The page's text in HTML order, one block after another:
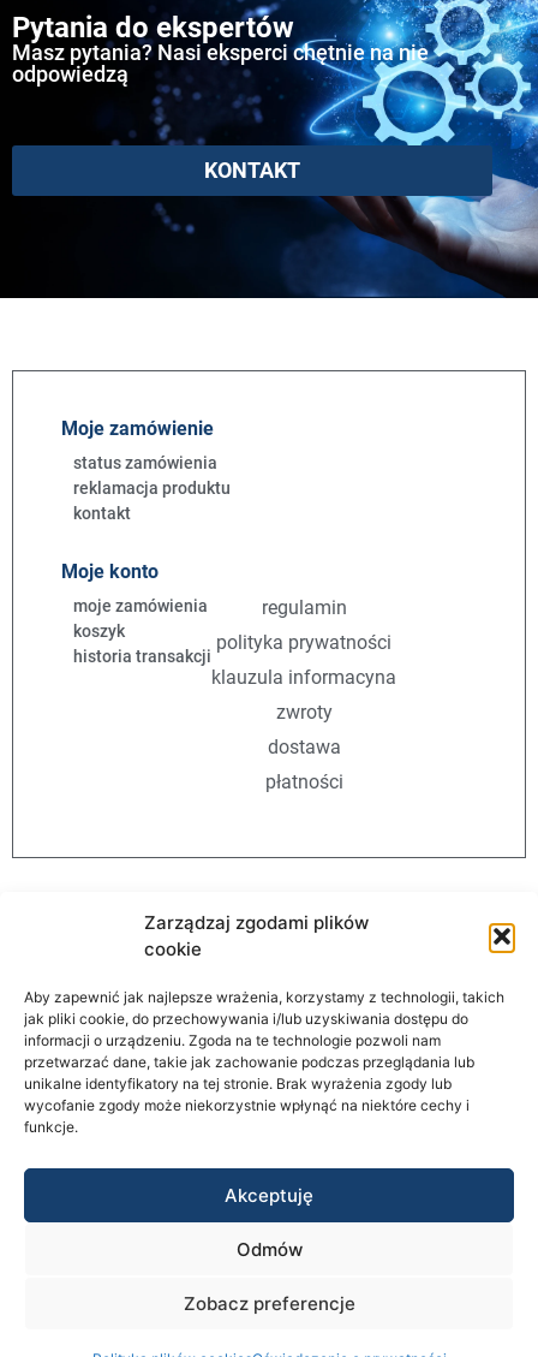
Zarządzaj zgodami plików
cookie
Aby zapewnić jak najlepsze wrażenia, korzystamy z technologii, takich
jak pliki cookie, do przechowywania i/lub uzyskiwania dostępu do
informacji o urządzeniu. Zgoda na te technologie pozwoli nam
przetwarzać dane, takie jak zachowanie podczas przeglądania lub
unikalne identyfikatory na tej stronie. Brak wyrażenia zgody lub
wycofanie zgody może niekorzystnie wpłynąć na niektóre cechy i
funkcje.
Akceptuję
Odmów
Zobacz preferencje
Pytania do ekspertów
Masz pytania? Nasi eksperci chętnie na nie
odpowiedzą
KONTAKT
Moje zamówienie
status zamówienia
reklamacja produktu
kontakt
Moje konto
moje zamówienia
koszyk
historia transakcji
regulamin
polityka prywatności
klauzula informacyna
zwroty
dostawa
płatności
AutomationStore
Informacje
STRONA GŁÓWNA
O NAS
CODESYS